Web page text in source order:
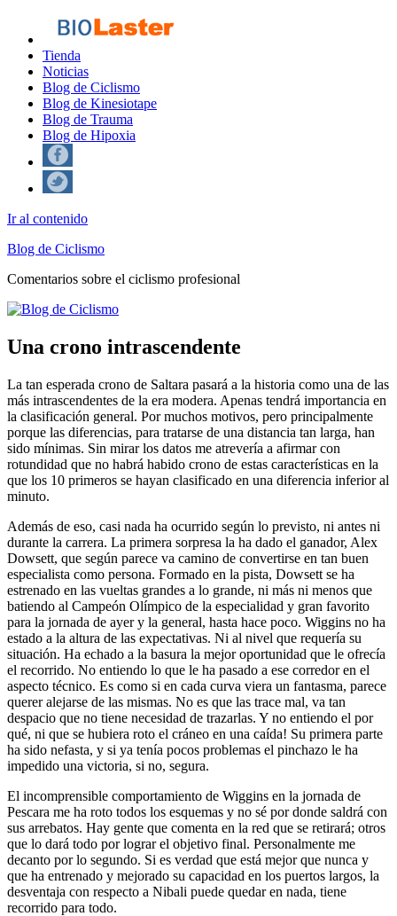
Tienda
Noticias
Blog de Ciclismo
Blog de Kinesiotape
Blog de Trauma
Blog de Hipoxia
Ir al contenido
Blog de Ciclismo
Comentarios sobre el ciclismo profesional
Una crono intrascendente
La tan esperada crono de Saltara pasará a la historia como una de las
más intrascendentes de la era modera. Apenas tendrá importancia en
la clasificación general. Por muchos motivos, pero principalmente
porque las diferencias, para tratarse de una distancia tan larga, han
sido mínimas. Sin mirar los datos me atrevería a afirmar con
rotundidad que no habrá habido crono de estas características en la
que los 10 primeros se hayan clasificado en una diferencia inferior al
minuto.
Además de eso, casi nada ha ocurrido según lo previsto, ni antes ni
durante la carrera. La primera sorpresa la ha dado el ganador, Alex
Dowsett, que según parece va camino de convertirse en tan buen
especialista como persona. Formado en la pista, Dowsett se ha
estrenado en las vueltas grandes a lo grande, ni más ni menos que
batiendo al Campeón Olímpico de la especialidad y gran favorito
para la jornada de ayer y la general, hasta hace poco. Wiggins no ha
estado a la altura de las expectativas. Ni al nivel que requería su
situación. Ha echado a la basura la mejor oportunidad que le ofrecía
el recorrido. No entiendo lo que le ha pasado a ese corredor en el
aspecto técnico. Es como si en cada curva viera un fantasma, parece
querer alejarse de las mismas. No es que las trace mal, va tan
despacio que no tiene necesidad de trazarlas. Y no entiendo el por
qué, ni que se hubiera roto el cráneo en una caída! Su primera parte
ha sido nefasta, y si ya tenía pocos problemas el pinchazo le ha
impedido una victoria, si no, segura.
El incomprensible comportamiento de Wiggins en la jornada de
Pescara me ha roto todos los esquemas y no sé por donde saldrá con
sus arrebatos. Hay gente que comenta en la red que se retirará; otros
que lo dará todo por lograr el objetivo final. Personalmente me
decanto por lo segundo. Si es verdad que está mejor que nunca y
que ha entrenado y mejorado su capacidad en los puertos largos, la
desventaja con respecto a Nibali puede quedar en nada, tiene
recorrido para todo.